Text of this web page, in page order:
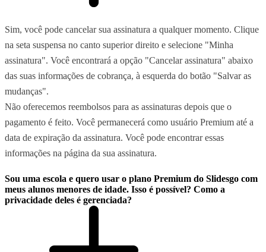
Sim, você pode cancelar sua assinatura a qualquer momento. Clique
na seta suspensa no canto superior direito e selecione "Minha
assinatura". Você encontrará a opção "Cancelar assinatura" abaixo
das suas informações de cobrança, à esquerda do botão "Salvar as
mudanças".
Não oferecemos reembolsos para as assinaturas depois que o
pagamento é feito. Você permanecerá como usuário Premium até a
data de expiração da assinatura. Você pode encontrar essas
informações na página da sua assinatura.
Sou uma escola e quero usar o plano Premium do Slidesgo com
meus alunos menores de idade. Isso é possível? Como a
privacidade deles é gerenciada?